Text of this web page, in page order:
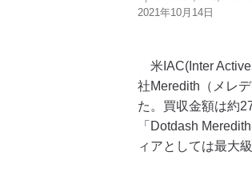
2021年10月14日
米IAC(Inter Active
社Meredith（メレ
た。買収金額は約
「Dotdash
ィアとしては最大